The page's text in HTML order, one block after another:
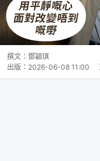
撰文： 鄧穎琪
出版： 2026-06-08 11:00